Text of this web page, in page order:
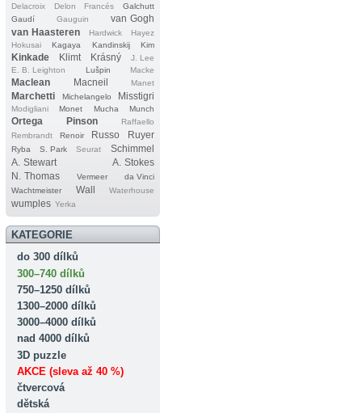
Delacroix
Delon Francés
Galchutt
Gaudí
Gauguin
van Gogh
van Haasteren
Hardwick
Hayez
Hokusai
Kagaya Kandinskij Kim
Kinkade Klimt Krásný
J. Lee
E. B. Leighton
Lušpin Macke
Maclean Macneil Manet
Marchetti Michelangelo Misstigri
Modigliani Monet Mucha Munch
Ortega Pinson
Raffaello
Rembrandt
Renoir Russo Ruyer
Ryba S. Park Seurat
Schimmel
A. Stewart
A. Stokes
N. Thomas
Vermeer
da Vinci
Wachtmeister
Wall Waterhouse
wumples Yerka
KATEGORIE
do 300 dílků
300–740 dílků
750–1250 dílků
1300–2000 dílků
3000–4000 dílků
nad 4000 dílků
3D puzzle
AKCE (sleva až 40 %)
čtvercová
dětská